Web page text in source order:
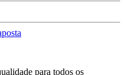
para todos os